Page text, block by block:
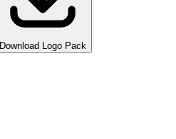
Download Logo Pack